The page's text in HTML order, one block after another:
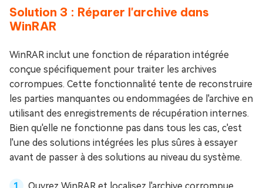
Solution 3 : Réparer l'archive dans
WinRAR
WinRAR inclut une fonction de réparation intégrée
conçue spécifiquement pour traiter les archives
corrompues. Cette fonctionnalité tente de reconstruire
les parties manquantes ou endommagées de l'archive en
utilisant des enregistrements de récupération internes.
Bien qu'elle ne fonctionne pas dans tous les cas, c'est
l'une des solutions intégrées les plus sûres à essayer
avant de passer à des solutions au niveau du système.
Ouvrez WinRAR et localisez l'archive corrompue.